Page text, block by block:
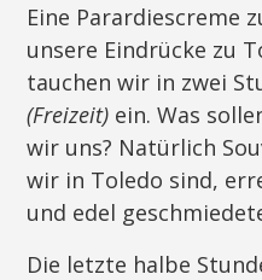
Eine Parardiescreme
unsere Eindrücke zu
tauchen wir in zwei
(Freizeit) ein. Was
wir uns? Natürlich
wir in Toledo sind,
und edel
Die letzte halbe